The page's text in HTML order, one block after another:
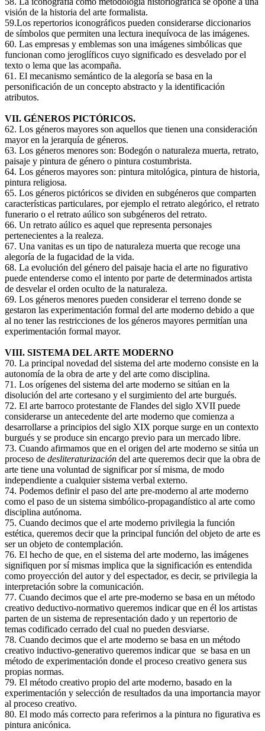
visión de la historia del arte formalista.
59.Los repertorios iconográficos pueden considerarse diccionarios
de símbolos que permiten una lectura inequívoca de las imágenes.
60. Las empresas y emblemas son una imágenes simbólicas que
funcionan como jeroglíficos cuyo significado es desvelado por el
texto o lema que las acompaña.
61. El mecanismo semántico de la alegoría se basa en la
personificación de un concepto abstracto y la identificación
atributos.
VII. GÉNEROS PICTÓRICOS.
62. Los géneros mayores son aquellos que tienen una consideración
mayor en la jerarquía de géneros.
63. Los géneros menores son: Bodegón o naturaleza muerta, retrato,
paisaje y pintura de género o pintura costumbrista.
64. Los géneros mayores son: pintura mitológica, pintura de historia,
pintura religiosa.
65. Los géneros pictóricos se dividen en subgéneros que comparten
características particulares, por ejemplo el retrato alegórico, el retrato
funerario o el retrato aúlico son subgéneros del retrato.
66. Un retrato aúlico es aquel que representa personajes
pertenecientes a la realeza.
67. Una vanitas es un tipo de naturaleza muerta que recoge una
alegoría de la fugacidad de la vida.
68. La evolución del género del paisaje hacia el arte no figurativo
puede entenderse como el intento por parte de determinados artista
de desvelar el orden oculto de la naturaleza.
69. Los géneros menores pueden considerar el terreno donde se
gestaron las experimentación formal del arte moderno debido a que
al no tener las restricciones de los géneros mayores permitían una
experimentación formal mayor.
VIII. SISTEMA DEL ARTE MODERNO
70. La principal novedad del sistema del arte moderno consiste en la
autonomía de la obra de arte y del arte como disciplina.
71. Los orígenes del sistema del arte moderno se sitúan en la
disolución del arte cortesano y el surgimiento del arte burgués.
72. El arte barroco protestante de Flandes del siglo XVII puede
considerarse un antecedente del arte moderno que comienza a
desarrollarse a principios del siglo XIX porque surge en un contexto
burgués y se produce sin encargo previo para un mercado libre.
73. Cuando afirmamos que en el origen del arte moderno se sitúa un
proceso de desliteraturización del arte queremos decir que la obra de
arte tiene una voluntad de significar por sí misma, de modo
independiente a cualquier sistema verbal externo.
74. Podemos definir el paso del arte pre-moderno al arte moderno
como el paso de un sistema simbólico-propagandístico al arte como
disciplina autónoma.
75. Cuando decimos que el arte moderno privilegia la función
estética, queremos decir que la principal función del objeto de arte es
ser un objeto de contemplación.
76. El hecho de que, en el sistema del arte moderno, las imágenes
signifiquen por sí mismas implica que la significación es entendida
como proyección del autor y del espectador, es decir, se privilegia la
interpretación sobre la comunicación.
77. Cuando decimos que el arte pre-moderno se basa en un método
creativo deductivo-normativo queremos indicar que en él los artistas
parten de un sistema de representación dado y un repertorio de
temas codificado cerrado del cual no pueden desviarse.
78. Cuando decimos que el arte moderno se basa en un método
creativo inductivo-generativo queremos indicar que se basa en un
método de experimentación donde el proceso creativo genera sus
propias normas.
79. El método creativo propio del arte moderno, basado en la
experimentación y selección de resultados da una importancia mayor
al proceso creativo.
80. El modo más correcto para referirnos a la pintura no figurativa es
pintura anicónica.